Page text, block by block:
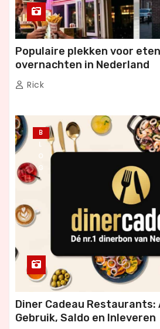
Populaire plekken voor
overnachten in Nederland
Rick
B
L
O
G
Diner Cadeau Restaurants:
Gebruik, Saldo en Inleveren